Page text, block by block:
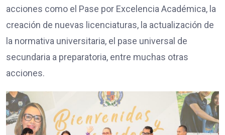
acciones como el Pase por Excelencia Académica, la
creación de nuevas licenciaturas, la actualización de
la normativa universitaria, el pase universal de
secundaria a preparatoria, entre muchas otras
acciones.